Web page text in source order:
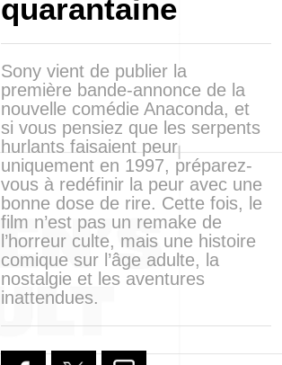
quarantaine
Sony vient de publier la
première bande-annonce de la
nouvelle comédie Anaconda, et
si vous pensiez que les serpents
hurlants faisaient peur
uniquement en 1997, préparez-
vous à redéfinir la peur avec une
bonne dose de rire. Cette fois, le
film n’est pas un remake de
l’horreur culte, mais une histoire
comique sur l’âge adulte, la
nostalgie et les aventures
inattendues.